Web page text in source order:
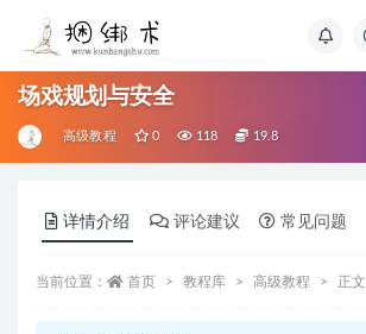
场戏规划与安全
高级教程 0 118 19.8
详情介绍 评论建议 常见问题
当前位置： 首页 教程库 高级教程 正文